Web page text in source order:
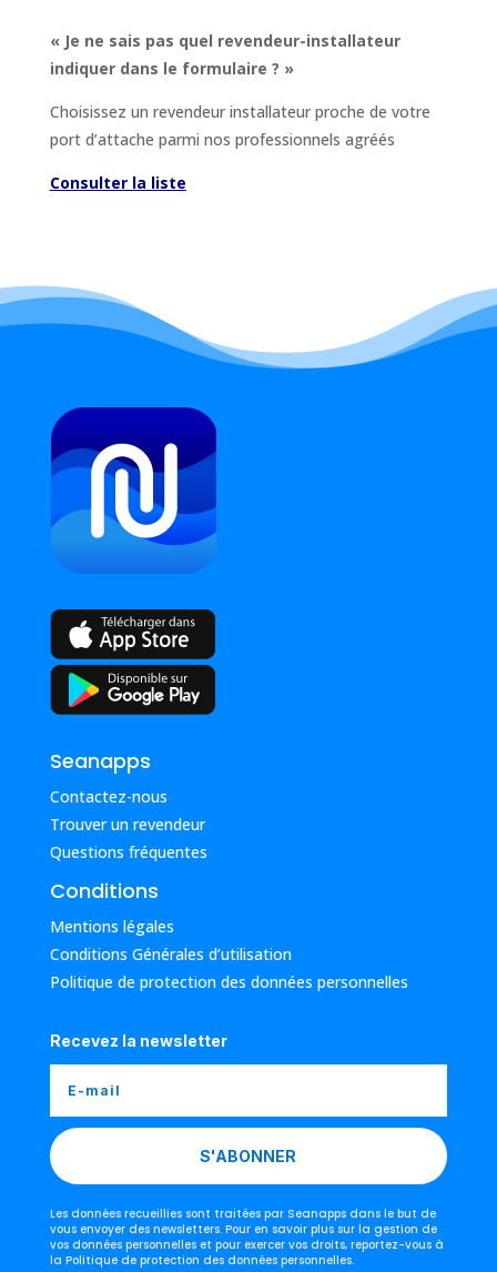
« Je ne sais pas quel revendeur-installateur
indiquer dans le formulaire ? »
Choisissez un revendeur installateur proche de votre
port d’attache parmi nos professionnels agréés
Consulter la liste
Seanapps
Contactez-nous
Trouver un revendeur
Questions fréquentes
Conditions
Mentions légales
Conditions Générales d’utilisation
Politique de protection des données personnelles
Recevez la newsletter
S'ABONNER
Les données recueillies sont traitées par Seanapps dans le but de
vous envoyer des newsletters. Pour en savoir plus sur la gestion de
vos données personnelles et pour exercer vos droits, reportez-vous à
la Politique de protection des données personnelles.